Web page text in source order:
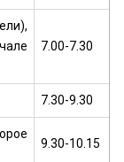
7.00-7.30
7.30-9.30
9.30-10.15